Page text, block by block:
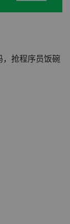
抢程序员饭碗